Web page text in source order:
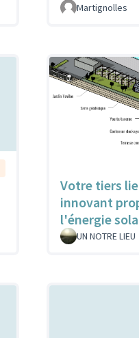
Martignolles
Votre tiers
innovant
l'énergie
UN NOTRE LIEU